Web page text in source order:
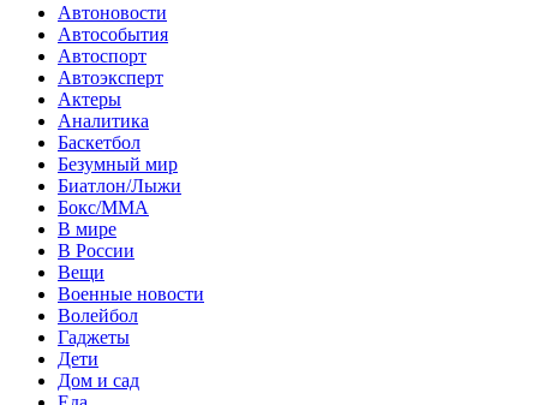
Автоновости
Автособытия
Автоспорт
Автоэксперт
Актеры
Аналитика
Баскетбол
Безумный мир
Биатлон/Лыжи
Бокс/MMA
В мире
В России
Вещи
Военные новости
Волейбол
Гаджеты
Дети
Дом и сад